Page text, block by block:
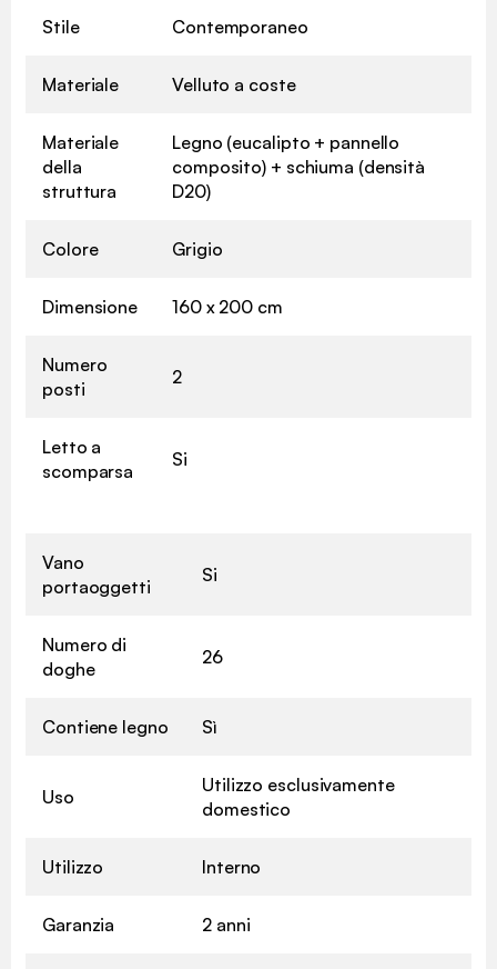
Stile Contemporaneo
Materiale Velluto a coste
Materiale
della
struttura
Legno (eucalipto + pannello
composito) + schiuma (densità
D20)
Colore Grigio
Dimensione 160 x 200 cm
Numero
posti
2
Letto a
scomparsa
Si
Vano
portaoggetti
Si
Numero di
doghe
26
Contiene legno Sì
Uso
Utilizzo esclusivamente
domestico
Utilizzo Interno
Garanzia 2 anni